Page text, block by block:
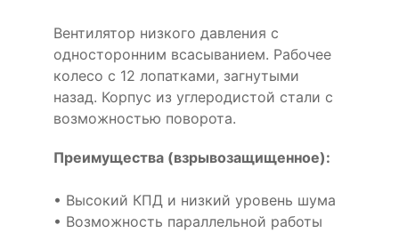
Вентилятор низкого давления с
односторонним всасыванием. Рабочее
колесо с 12 лопатками, загнутыми
назад. Корпус из углеродистой стали с
возможностью поворота.
Преимущества (взрывозащищенное):
• Высокий КПД и низкий уровень шума
• Возможность параллельной работы